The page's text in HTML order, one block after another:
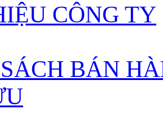
CÔNG TY
BÁN